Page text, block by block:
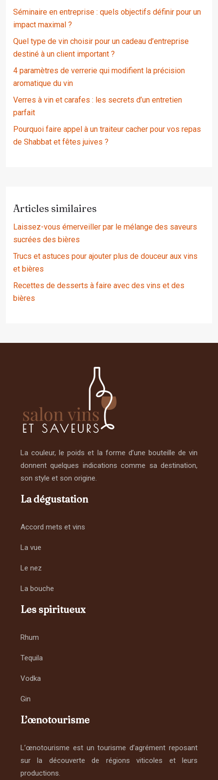
Séminaire en entreprise : quels objectifs définir pour un
impact maximal ?
Quel type de vin choisir pour un cadeau d’entreprise
destiné à un client important ?
4 paramètres de verrerie qui modifient la précision
aromatique du vin
Verres à vin et carafes : les secrets d’un entretien
parfait
Pourquoi faire appel à un traiteur cacher pour vos repas
de Shabbat et fêtes juives ?
Articles similaires
Laissez-vous émerveiller par le mélange des saveurs
sucrées des bières
Trucs et astuces pour ajouter plus de douceur aux vins
et bières
Recettes de desserts à faire avec des vins et des
bières
La couleur, le poids et la forme d’une bouteille de vin
donnent quelques indications comme sa destination,
son style et son origine.
La dégustation
Accord mets et vins
La vue
Le nez
La bouche
Les spiritueux
Rhum
Tequila
Vodka
Gin
L’œnotourisme
L’œnotourisme est un tourisme d’agrément reposant
sur la découverte de régions viticoles et leurs
productions.